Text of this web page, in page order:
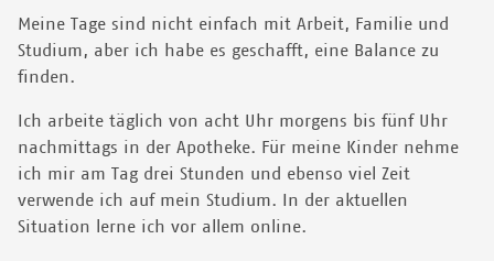
Meine Tage sind nicht einfach mit Arbeit, Familie und
Studium, aber ich habe es geschafft, eine Balance zu
finden.
Ich arbeite täglich von acht Uhr morgens bis fünf Uhr
nachmittags in der Apotheke. Für meine Kinder nehme
ich mir am Tag drei Stunden und ebenso viel Zeit
verwende ich auf mein Studium. In der aktuellen
Situation lerne ich vor allem online.